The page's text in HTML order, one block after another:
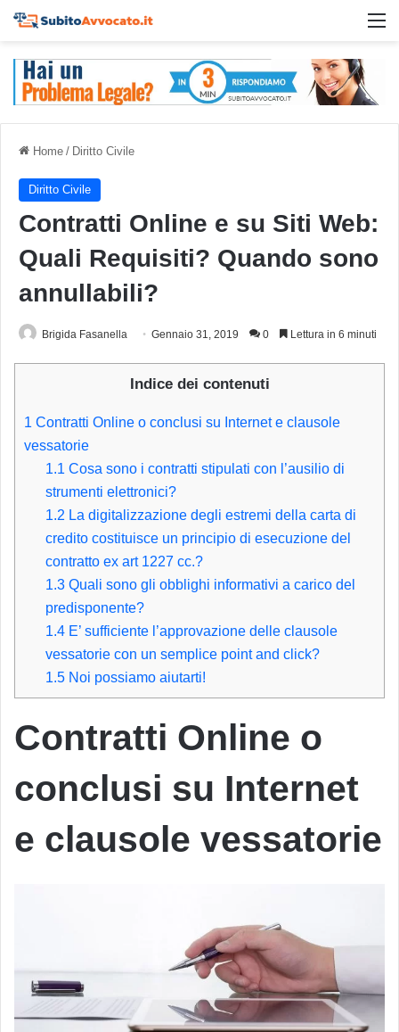
Home / Diritto Civile
Diritto Civile
Contratti Online e su Siti Web:
Quali Requisiti? Quando sono
annullabili?
Brigida Fasanella Gennaio 31, 2019 0 Lettura in 6 minuti
Indice dei contenuti
1 Contratti Online o conclusi su Internet e clausole
vessatorie
1.1 Cosa sono i contratti stipulati con l’ausilio di
strumenti elettronici?
1.2 La digitalizzazione degli estremi della carta di
credito costituisce un principio di esecuzione del
contratto ex art 1227 cc.?
1.3 Quali sono gli obblighi informativi a carico del
predisponente?
1.4 E’ sufficiente l’approvazione delle clausole
vessatorie con un semplice point and click?
1.5 Noi possiamo aiutarti!
Contratti Online o
conclusi su Internet
e clausole vessatorie